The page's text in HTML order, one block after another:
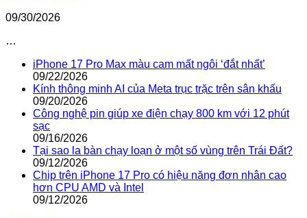
09/30/2026
…
iPhone 17 Pro Max màu cam mất ngôi ‘đắt nhất’
09/22/2026
Kính thông minh AI của Meta trục trặc trên sân khấu
09/20/2026
Công nghệ pin giúp xe điện chạy 800 km với 12 phút
sạc
09/16/2026
Tại sao la bàn chạy loạn ở một số vùng trên Trái Đất?
09/12/2026
Chip trên iPhone 17 Pro có hiệu năng đơn nhân cao
hơn CPU AMD và Intel
09/12/2026